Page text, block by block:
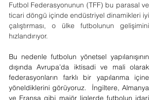
Futbol Federasyonunun (TFF) bu parasal ve
ticari döngü içinde endüstriyel dinamikleri iyi
çalıştırması, o ülke futbolunun gelişimini
hızlandırıyor.
Bu nedenle futbolun yönetsel yapılanışının
dışında Avrupa’da iktisadi ve mali olarak
federasyonların farklı bir yapılanma içine
yöneldiklerini görüyoruz.  İngiltere, Almanya
ve Fransa gibi majör liglerde futbolun idari